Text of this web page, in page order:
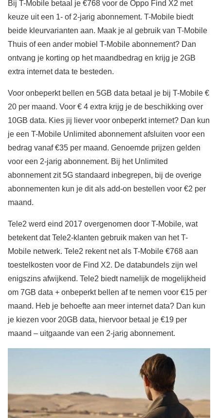
Bij T-Mobile betaal je €768 voor de Oppo Find X2 met
keuze uit een 1- of 2-jarig abonnement. T-Mobile biedt
beide kleurvarianten aan. Maak je al gebruik van T-Mobile
Thuis of een ander mobiel T-Mobile abonnement? Dan
ontvang je korting op het maandbedrag en krijg je 2GB
extra internet data te besteden.
Voor onbeperkt bellen en 5GB data betaal je bij T-Mobile €
20 per maand. Voor € 4 extra krijg je de beschikking over
10GB data. Kies jij liever voor onbeperkt internet? Dan kun
je een T-Mobile Unlimited abonnement afsluiten voor een
bedrag vanaf €35 per maand. Genoemde prijzen gelden
voor een 2-jarig abonnement. Bij het Unlimited
abonnement zit 5G standaard inbegrepen, bij de overige
abonnementen kun je dit als add-on bestellen voor €2 per
maand.
Tele2 werd eind 2017 overgenomen door T-Mobile, wat
betekent dat Tele2-klanten gebruik maken van het T-
Mobile netwerk. Tele2 rekent net als T-Mobile €768 aan
toestelkosten voor de Find X2. De databundels zijn wel
enigszins afwijkend. Tele2 biedt namelijk de mogelijkheid
om 7GB data + onbeperkt bellen af te nemen voor €15 per
maand. Heb je behoefte aan meer internet data? Dan kun
je kiezen voor 20GB data, hiervoor betaal je €19 per
maand – uitgaande van een 2-jarig abonnement.